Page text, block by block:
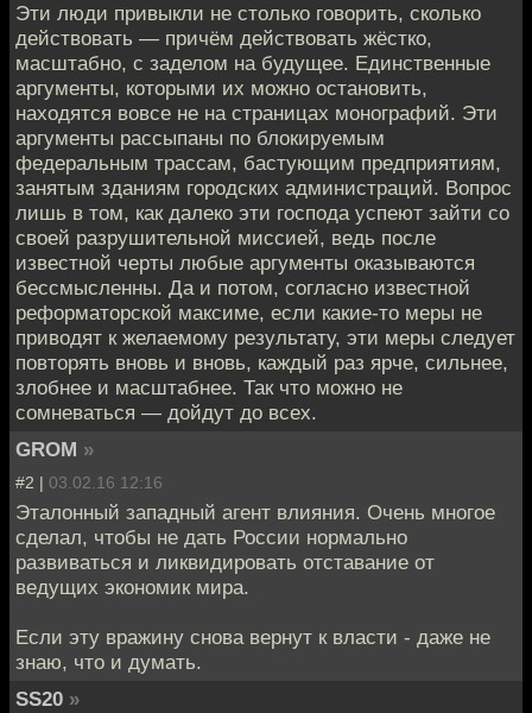
Эти люди привыкли не столько говорить, сколько
действовать — причём действовать жёстко,
масштабно, с заделом на будущее. Единственные
аргументы, которыми их можно остановить,
находятся вовсе не на страницах монографий. Эти
аргументы рассыпаны по блокируемым
федеральным трассам, бастующим предприятиям,
занятым зданиям городских администраций. Вопрос
лишь в том, как далеко эти господа успеют зайти со
своей разрушительной миссией, ведь после
известной черты любые аргументы оказываются
бессмысленны. Да и потом, согласно известной
реформаторской максиме, если какие-то меры не
приводят к желаемому результату, эти меры следует
повторять вновь и вновь, каждый раз ярче, сильнее,
злобнее и масштабнее. Так что можно не
сомневаться — дойдут до всех.
GROM »
#2 | 03.02.16 12:16
Эталонный западный агент влияния. Очень многое
сделал, чтобы не дать России нормально
развиваться и ликвидировать отставание от
ведущих экономик мира.
Если эту вражину снова вернут к власти - даже не
знаю, что и думать.
SS20 »